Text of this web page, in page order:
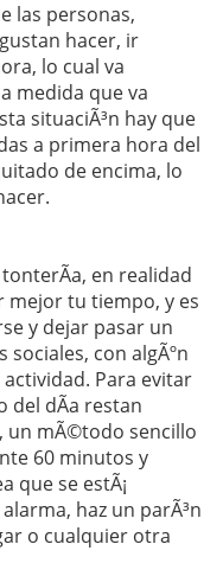
las personas,
hacer, ir
lo cual va
medida que va
situaciÃ³n hay que
a primera hora del
de encima, lo
en realidad
mejor tu tiempo, y es
y dejar pasar un
con algÃºn
Para evitar
del dÃ­a restan
un mÃ©todo sencillo
60 minutos y
que se estÃ¡
haz un parÃ³n
o cualquier otra